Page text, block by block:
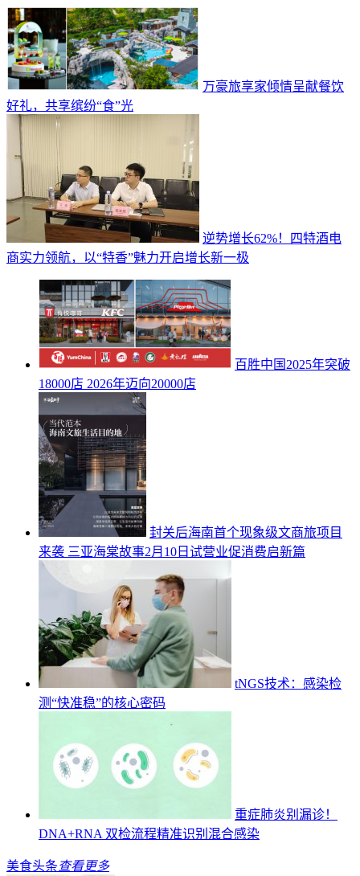
万豪旅享家倾情呈献餐饮
好礼，共享缤纷“食”光
逆势增长62%！四特酒电
商实力领航，以“特香”魅力开启增长新一极
百胜中国2025年突破
18000店 2026年迈向20000店
封关后海南首个现象级文商旅项目
来袭 三亚海棠故事2月10日试营业促消费启新篇
tNGS技术：感染检
测“快准稳”的核心密码
重症肺炎别漏诊！
DNA+RNA 双检流程精准识别混合感染
美食头条查看更多